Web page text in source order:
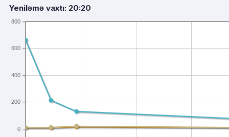
Yeniləmə vaxtı: 20:20
0
200
400
600
800